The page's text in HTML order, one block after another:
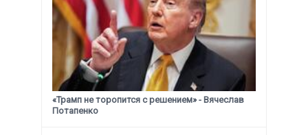
«Трамп не торопится с решением» - Вячеслав
Потапенко